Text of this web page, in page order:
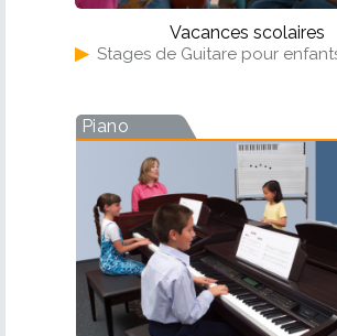
Vacances scolaires
▶ Stages de Guitare pour
Piano